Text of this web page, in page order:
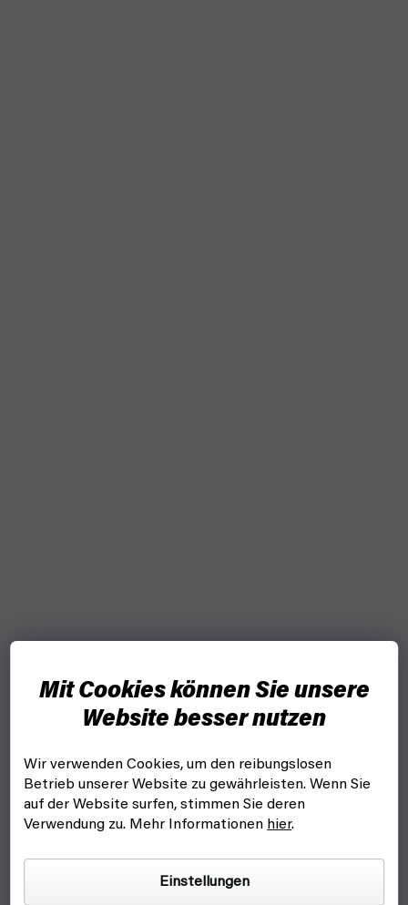
Mit Cookies können Sie unsere
Website besser nutzen
Wir verwenden Cookies, um den reibungslosen
Betrieb unserer Website zu gewährleisten. Wenn Sie
auf der Website surfen, stimmen Sie deren
Verwendung zu. Mehr Informationen hier.
Einstellungen